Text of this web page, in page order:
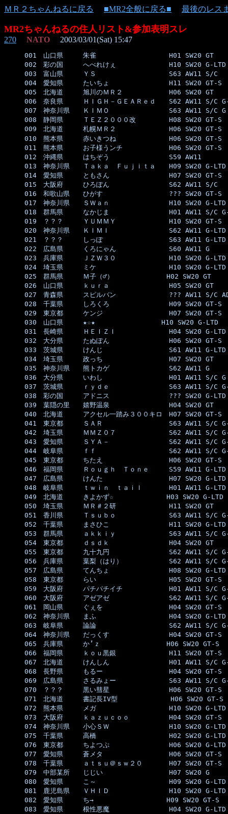
ＭＲ２ちゃんねるに戻る ■MR2全般に戻る■ 最後のレス
MR2ちゃんねるの住人リスト&参加表明スレ
270 NATO 2003/03/01(Sat) 15:47
001　山口県　　　朱雀　　　　　　　　　　　H01
002　彩の国　　　へべれけぇ　　　　　　　　H10 SW20
003　富山県　　　ＹＳ　　　　　　　　　　　S63
004　愛知県　　　たいちょ　　　　　　　　　H11 SW20
005　北海道　　　旭川のＭＲ２　　　　　　　H06
006　奈良県　　　ＨＩＧＨ－ＧＥＡＲｅｄ　　S62 AW11 S/C
007　神奈川県　　ＫＩＭＯ　　　　　　　　　S63 AW11
008　静岡県　　　ＴＥＺ２０００改　　　　　H08 SW20
009　北海道　　　札幌ＭＲ２　　　　　　　　H06 SW20
010　熊本県　　　赤いきつね　　　　　　　　H06 SW20
011　熊本県　　　お子様うンチ　　　　　　　H06 SW20
012　沖縄県　　　はちぞう　　　　　　　　　S59
013　神奈川県　　Ｔａｋａ　Ｆｕｊｉｔａ　　H09 SW20
014　愛知県　　　ともさん　　　　　　　　　H07 SW20
015　大阪府　　　ひろぽん　　　　　　　　　S62
016　和歌山県　　ひがす　　　　　　　　　　??? SW20
017　神奈川県　　ＳＷａｎ　　　　　　　　　H10 SW20
018　群馬県　　　なかじま　　　　　　　　　H01 AW11 S/C
019　？？？　　　ＹＵＭＭＹ　　　　　　　　H10 SW20
020　神奈川県　　ＫＩＭＩ　　　　　　　　　S62 AW11
021　？？？　　　しっぽ　　　　　　　　　　S63 AW11
022　広島県　　　くろにゃん　　　　　　　　S60
023　兵庫県　　　ＪＺＷ３０　　　　　　　　H10 SW20
024　埼玉県　　　ミケ　　　　　　　　　　　H10 SW20
025　群馬県　　　Ｍ子（♂）　　　　　　　　H02
026　山口県　　　ｋｕｒａ　　　　　　　　　H05
027　青森県　　　スピルバン　　　　　　　　??? AW11
028　千葉県　　　しろくろ　　　　　　　　　H09 SW20
029　東京都　　　ケンジ　　　　　　　　　　H07 SW20
030　山口県　　　★☆★　　　　　　　　　　H10 SW20 G-
031　長崎県　　　ＨＥＩＺＩ　　　　　　　　H04 SW20
032　大分県　　　たぬぽん　　　　　　　　　H06 SW20
033　茨城県　　　けんじ　　　　　　　　　　S61 AW11
034　埼玉県　　　政っち　　　　　　　　　　H07
035　神奈川県　　熊トカゲ　　　　　　　　　S62
036　大分県　　　いわし　　　　　　　　　　H01 AW11
037　茨城県　　　ｒｙｄｅ　　　　　　　　　S63 AW11 S/C
038　彩の国　　　アドニス　　　　　　　　　??? SW20
039　葉隠の里　　嬉野温泉　　　　　　　　　H04
040　北海道　　　アクセル一踏み３００キロ　H07 SW20
041　東京都　　　ＳＡＲ　　　　　　　　　　S63 AW11 S/C
042　埼玉県　　　ＭＭＺ０７　　　　　　　　S62 AW11 S/C
043　愛知県　　　ＳＹＡ－　　　　　　　　　S62 AW11 S/C
044　岐阜県　　　ｆｆ　　　　　　　　　　　S62 AW11 S/C
045　東京都　　　ちたえ　　　　　　　　　　H06 SW20
046　福岡県　　　Ｒｏｕｇｈ　Ｔｏｎｅ　　　S59 AW11
047　広島県　　　けんた　　　　　　　　　　H07 SW20
048　岐阜県　　　ｔｗｉｎ　ｔａｉｌ　　　　H01 AW11
049　北海道　　　きよかず☆　　　　　　　　H03 SW20
050　埼玉県　　　ＭＲ＃２研　　　　　　　　H11
051　香川県　　　Ｔｓｕｂｏ　　　　　　　　S63 AW11 S/C
052　千葉県　　　まさひこ　　　　　　　　　H11 SW20
053　群馬県　　　ａｋｋｉｙ　　　　　　　　S63 AW11 S/C
054　東京都　　　ｄｓｄｋ　　　　　　　　　H04
055　東京都　　　九十九円　　　　　　　　　S62 AW11 S/C
056　兵庫県　　　葉梨（はり）　　　　　　　S62 AW11 S/C
057　広島県　　　てんちょ　　　　　　　　　H08 SW20
058　東京都　　　らい　　　　　　　　　　　H05 SW20
059　大阪府　　　パチパチイチ　　　　　　　H01 AW11 S/C
060　大阪府　　　アゼアゼ　　　　　　　　　S62 AW11 S/C
061　岡山県　　　ぐぇを　　　　　　　　　　H04 SW20
062　神奈川県　　まふ　　　　　　　　　　　H04 SW20
063　岐阜県　　　論論　　　　　　　　　　　S62 AW11 S/C
064　神奈川県　　だっくす　　　　　　　　　H04 SW20
065　兵庫県　　　か’ｚ　　　　　　　　　　H06 SW20
066　福岡県　　　ｋｏｕ黒銀　　　　　　　　H11 SW20
067　北海道　　　けんしん　　　　　　　　　H01 AW11 S/C
068　長野県　　　もるー　　　　　　　　　　H04 SW20
069　広島県　　　さるみょー　　　　　　　　S63 AW11 S/C
070　？？？　　　黒い彗星　　　　　　　　　H06 SW20
071　北海道　　　書記長IV型　　　　　　　　H06
072　熊本県　　　メガ　　　　　　　　　　　H10 SW20
073　大阪府　　　ｋａｚｕｃｏｏ　　　　　　H04 SW20
074　神奈川県　　小心ＳＷ　　　　　　　　　H10 SW20
075　千葉県　　　高橋　　　　　　　　　　　H02 SW20
076　東京都　　　ちよつぷ　　　　　　　　　H06 SW20
077　愛知県　　　蒼メタ　　　　　　　　　　H06 SW20
078　千葉県　　　ａｔｓｕ＠ｓｗ２０　　　　H07 SW20
079　中部某所　　じじい　　　　　　　　　　H07
080　愛知県　　　こ～　　　　　　　　　　　H09 SW20
081　鹿児島県　　ＶＨＩＤ　　　　　　　　　H10 SW20
082　愛知県　　　ち→　　　　　　　　　　　H09 SW20
083　愛知県　　　根性悪魔　　　　　　　　　H04 SW20